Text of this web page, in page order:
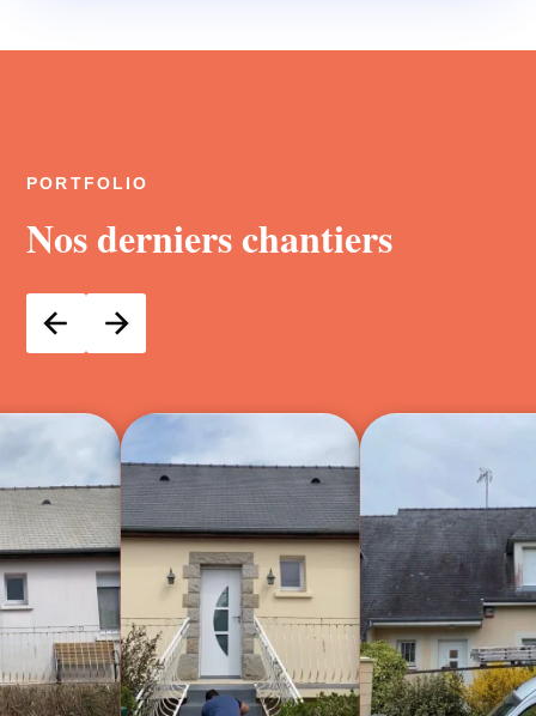
PORTFOLIO
Nos derniers chantiers